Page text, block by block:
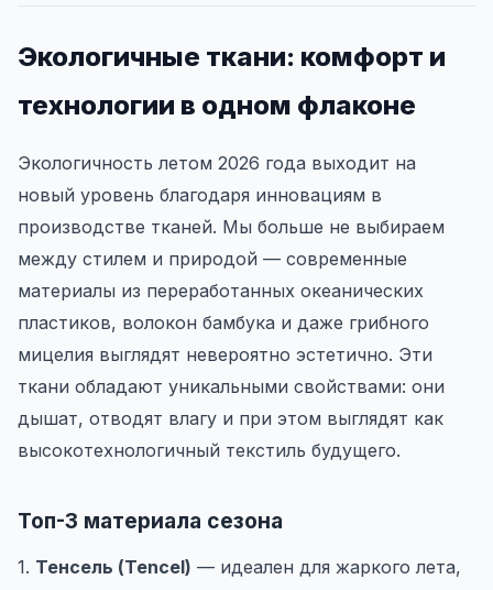
Экологичные ткани: комфорт и
технологии в одном флаконе
Экологичность летом 2026 года выходит на
новый уровень благодаря инновациям в
производстве тканей. Мы больше не выбираем
между стилем и природой — современные
материалы из переработанных океанических
пластиков, волокон бамбука и даже грибного
мицелия выглядят невероятно эстетично. Эти
ткани обладают уникальными свойствами: они
дышат, отводят влагу и при этом выглядят как
высокотехнологичный текстиль будущего.
Топ-3 материала сезона
1. Тенсель (Tencel) — идеален для жаркого лета,